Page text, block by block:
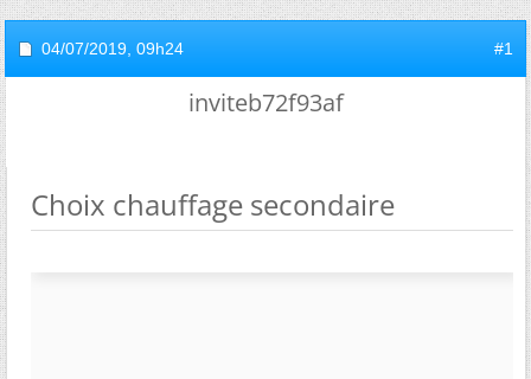
04/07/2019, 09h24 #1
inviteb72f93af
Choix chauffage secondaire